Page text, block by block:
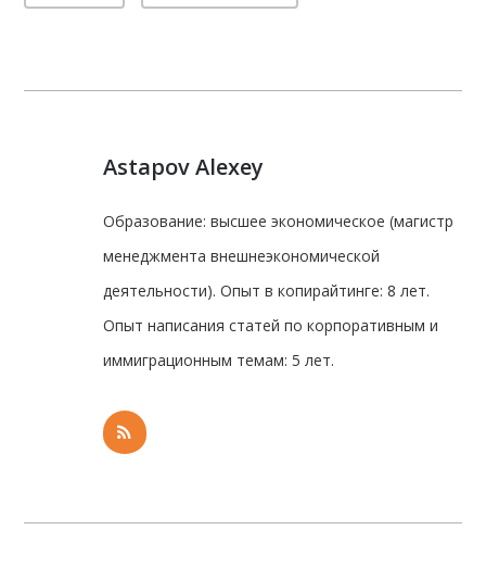
Astapov Alexey
Образование: высшее экономическое (магистр
менеджмента внешнеэкономической
деятельности). Опыт в копирайтинге: 8 лет.
Опыт написания статей по корпоративным и
иммиграционным темам: 5 лет.